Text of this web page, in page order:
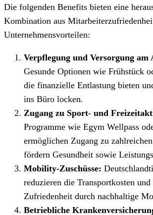
Die folgenden Benefits bieten eine
Kombination aus
Unternehmensvorteilen:
Verpflegung und Versorgung am
Gesunde Optionen wie Frühstück
die finanzielle Entlastung bieten
ins Büro locken.
Zugang zu Sport- und
Programme wie Egym Wellpass
ermöglichen Zugang zu
fördern Gesundheit sowie
Mobility-Zuschüsse:
reduzieren die Transportkosten
Zufriedenheit durch nachhaltige
Betriebliche